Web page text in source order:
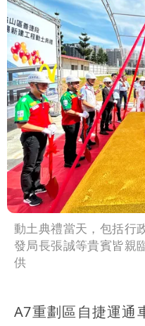
動土典禮當天，包括行
發局長張誠等貴賓皆親
供
A7重劃區自捷運通